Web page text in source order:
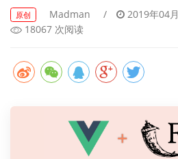
原创 Madman / 2019年04
18067 次阅读